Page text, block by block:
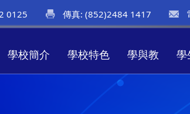
0125 傳真: (852)2484 1417
學校簡介 學校特色 學與教 學